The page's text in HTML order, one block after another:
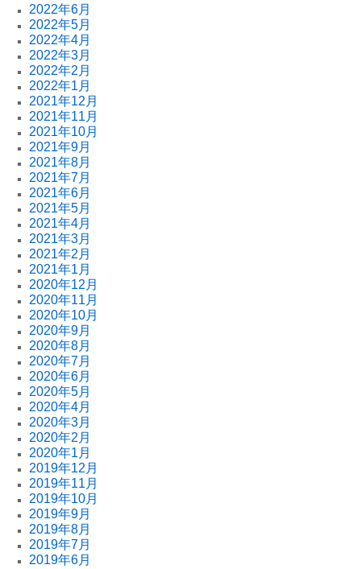
2022年6月
2022年5月
2022年4月
2022年3月
2022年2月
2022年1月
2021年12月
2021年11月
2021年10月
2021年9月
2021年8月
2021年7月
2021年6月
2021年5月
2021年4月
2021年3月
2021年2月
2021年1月
2020年12月
2020年11月
2020年10月
2020年9月
2020年8月
2020年7月
2020年6月
2020年5月
2020年4月
2020年3月
2020年2月
2020年1月
2019年12月
2019年11月
2019年10月
2019年9月
2019年8月
2019年7月
2019年6月